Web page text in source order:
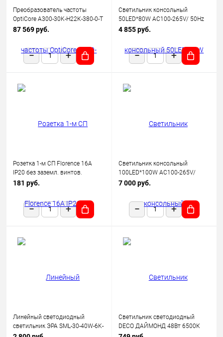
Преобразователь частоты
OptiCore A300-30K-Н22К-380-0-Т
КЭАЗ 342664
87 569 руб.
Светильник консольный
50LED*80W AC100-265V/ 50Hz
SP2923 цвет серый (IP65),
4 855 руб.
Розетка 1-м СП Florence 16А
IP20 без заземл. винтов.
клеммы механизм беж.
181 руб.
Светильник консольный
100LED*100W AC100-265V/
50Hz, SP2924 цвет серый (IP65),
7 000 руб.
Линейный светодиодный
светильник ЭРА SML-30-40W-6K-
12-B 40Вт 6500K 3600Лм
Светильник светодиодный
DECO ДАЙМОНД 48Вт 6500К
3120лм 230В 377х73мм IN